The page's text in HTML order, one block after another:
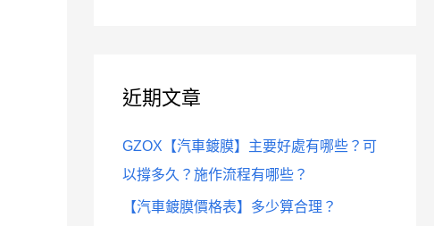
字
近期文章
GZOX【汽車鍍膜】主要好處有哪些？可
以撐多久？施作流程有哪些？
【汽車鍍膜價格表】多少算合理？